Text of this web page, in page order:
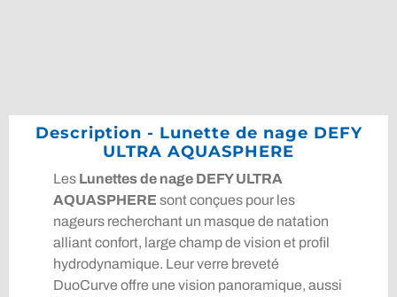
Description - Lunette de nage DEFY
ULTRA AQUASPHERE
Les Lunettes de nage DEFY ULTRA
AQUASPHERE sont conçues pour les
nageurs recherchant un masque de natation
alliant confort, large champ de vision et profil
hydrodynamique. Leur verre breveté
DuoCurve offre une vision panoramique, aussi